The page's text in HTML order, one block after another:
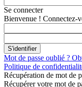
Se connecter
Bienvenue ! Connectez-
Mot de passe oublié ?
Politique de
Récupération de mot de
Récupérer votre mot de